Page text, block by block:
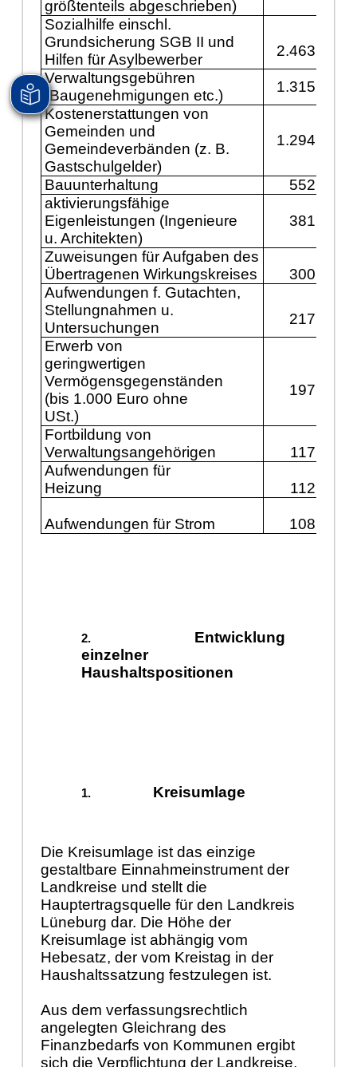
größtenteils abgeschrieben)
Sozialhilfe einschl.
Grundsicherung SGB II und
Hilfen für Asylbewerber
2.463.800
Verwaltungsgebühren
(Baugenehmigungen etc.)
1.315.600
Kostenerstattungen von
Gemeinden und
Gemeindeverbänden (z. B.
Gastschulgelder)
1.294.100
Bauunterhaltung
552.000
aktivierungsfähige
Eigenleistungen (Ingenieure
u. Architekten)
381.000
Zuweisungen für Aufgaben des
Übertragenen Wirkungskreises
300.000
Aufwendungen f. Gutachten,
Stellungnahmen u.
Untersuchungen
217.700
Erwerb von
geringwertigen
Vermögensgegenständen
(bis 1.000 Euro ohne
USt.)
197.900
Fortbildung von
Verwaltungsangehörigen
117.200
Aufwendungen für
Heizung
112.400
Aufwendungen für Strom 108.300
Entwicklung
einzelner
Haushaltspositionen
Kreisumlage
Die Kreisumlage ist das einzige
gestaltbare Einnahmeinstrument der
Landkreise und stellt die
Hauptertragsquelle für den Landkreis
Lüneburg dar. Die Höhe der
Kreisumlage ist abhängig vom
Hebesatz, der vom Kreistag in der
Haushaltssatzung festzulegen ist.
Aus dem verfassungsrechtlich
angelegten Gleichrang des
Finanzbedarfs von Kommunen ergibt
sich die Verpflichtung der Landkreise,